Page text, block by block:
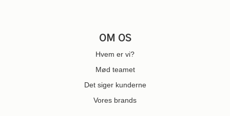
OM OS
Hvem er vi?
Mød teamet
Det siger kunderne
Vores brands